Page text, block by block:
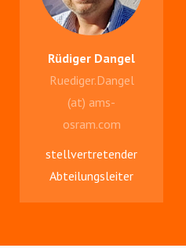
Rüdiger Dangel
Ruediger.Dangel
(at) ams-
osram.com
stellvertretender
Abteilungsleiter